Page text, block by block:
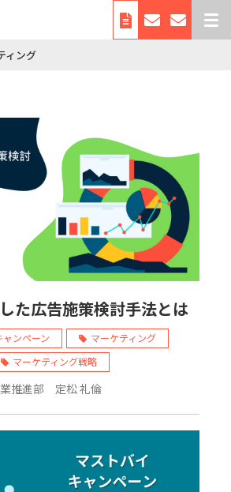
デジタルギフトとは
利用シーン・使い方
お役立ち資料
自治体向けサービス
会社概要
ィング
た広告施策検討手法とは
ャンペーン
マーケティング
マーケティング戦略
推進部 定松 礼倫